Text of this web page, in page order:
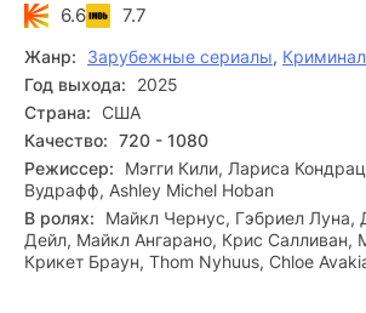
и на любом гаджете.
6.6 7.7
Жанр: Зарубежные сериалы, Криминал
Год выхода:
2025
Страна: США
Качество: 720 - 1080
Режиссер:
Мэгги Кили, Лариса
Вудрафф, Ashley Michel Hoban
В ролях:
Майкл Чернус, Гэбриел
Дейл, Майкл Ангарано, Крис Салливан,
Крикет Браун, Thom Nyhuus, Chloe